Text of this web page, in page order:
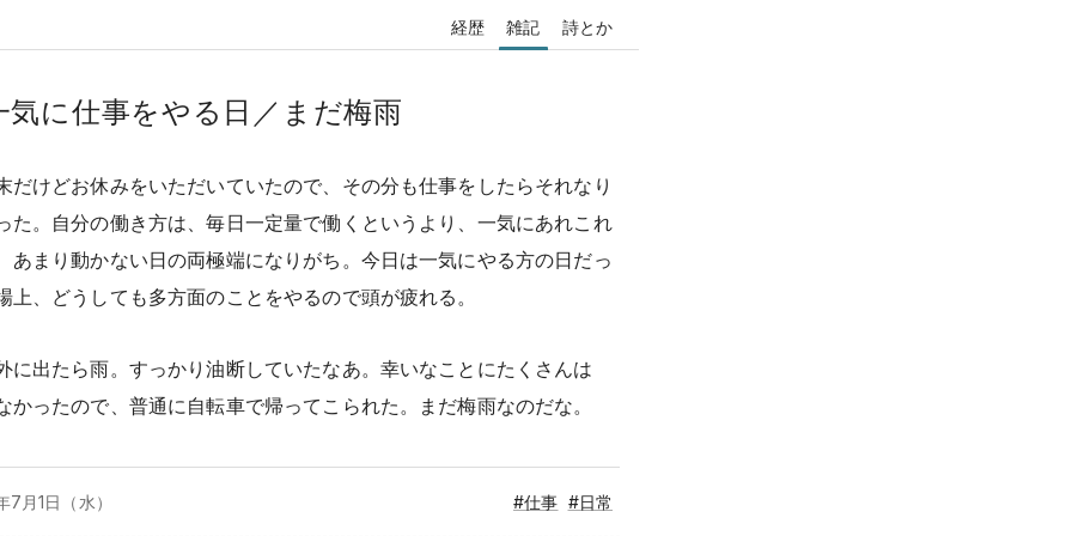
経歴 雑記 詩とか
気に仕事をやる日／まだ梅雨
だけどお休みをいただいていたので、その分も仕事をしたらそれなり
た。自分の働き方は、毎日一定量で働くというより、一気にあれこれ
あまり動かない日の両極端になりがち。今日は一気にやる方の日だっ
上、どうしても多方面のことをやるので頭が疲れる。
に出たら雨。すっかり油断していたなあ。幸いなことにたくさんは
かったので、普通に自転車で帰ってこられた。まだ梅雨なのだな。
7月1日（水） #仕事 #日常